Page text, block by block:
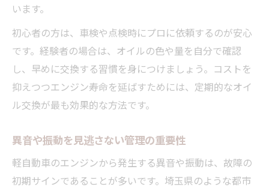
います。
初心者の方は、車検や点検時にプロに依頼するのが安心
です。経験者の場合は、オイルの色や量を自分で確認
し、早めに交換する習慣を身につけましょう。コストを
抑えつつエンジン寿命を延ばすためには、定期的なオイ
ル交換が最も効果的な方法です。
異音や振動を見逃さない管理の重要性
軽自動車のエンジンから発生する異音や振動は、故障の
初期サインであることが多いです。埼玉県のような都市